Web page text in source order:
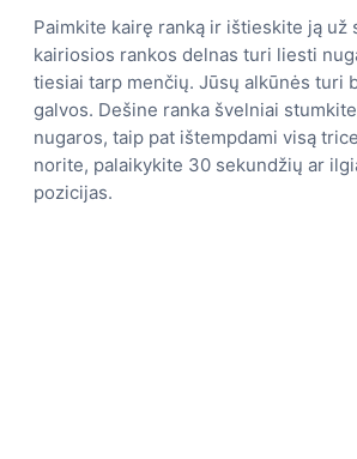
Paimkite kairę ranką ir ištieskite ją už
kairiosios rankos delnas turi liesti
tiesiai tarp menčių. Jūsų alkūnės turi
galvos. Dešine ranka švelniai
nugaros, taip pat ištempdami visą
norite, palaikykite 30 sekundžių ar
pozicijas.